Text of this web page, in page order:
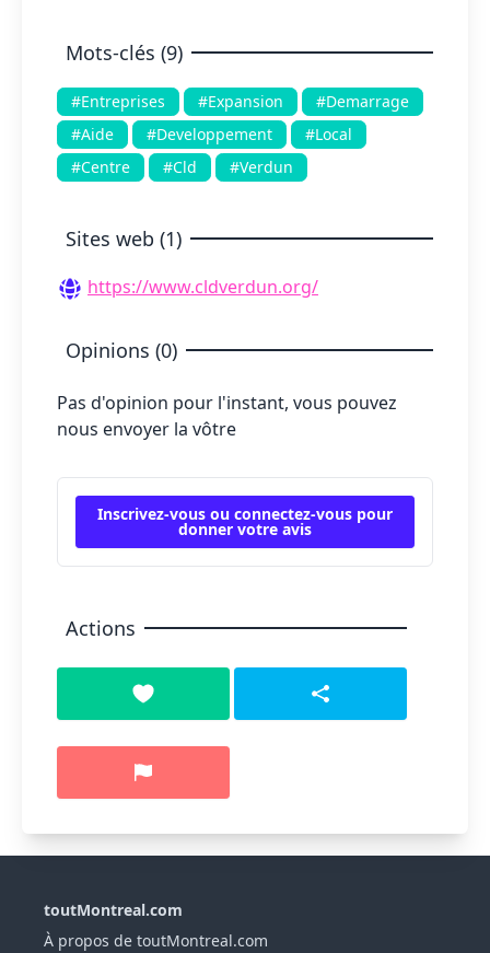
Mots-clés (9)
#Entreprises #Expansion
#Demarrage
#Aide
#Developpement
#Local
#Centre
#Cld #Verdun
Sites web (1)
https://www.cldverdun.org/
Opinions (0)
Pas d'opinion pour l'instant, vous pouvez
nous envoyer la vôtre
Inscrivez-vous ou connectez-vous pour
donner votre avis
Actions
toutMontreal.com
À propos de toutMontreal.com